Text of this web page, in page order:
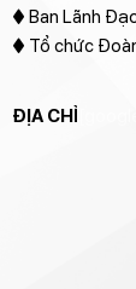
♦ Ban Lãnh
♦ Tổ chức
ĐỊA CHỈ